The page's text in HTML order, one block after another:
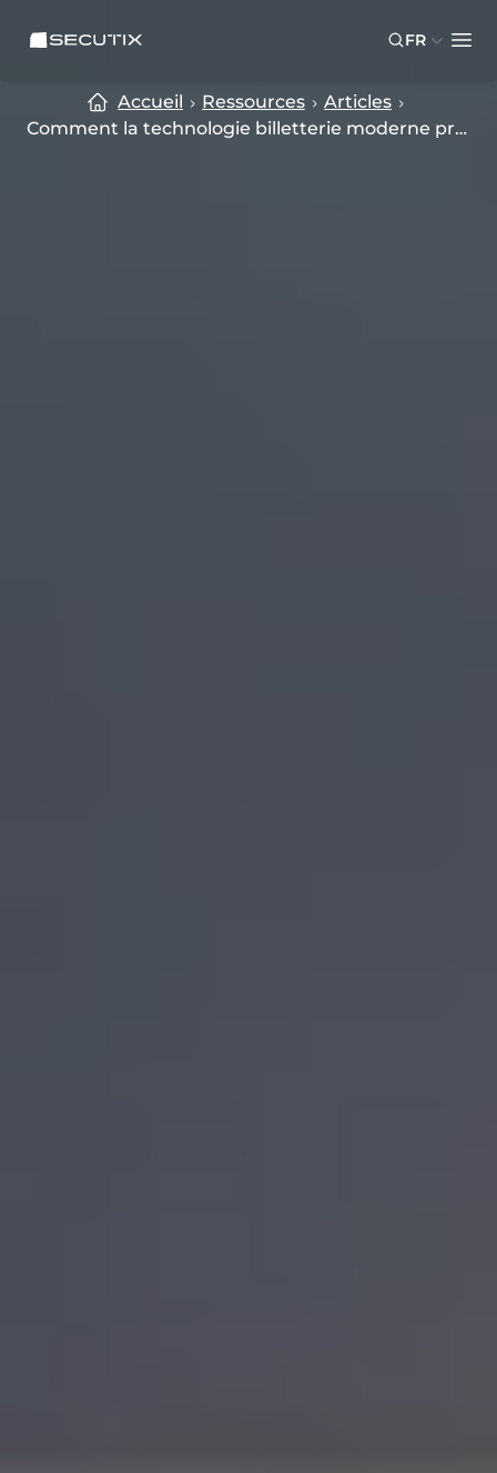
SECUTIX FR
Accueil Ressources
Articles
Comment la technologie billetterie moderne protège les musées